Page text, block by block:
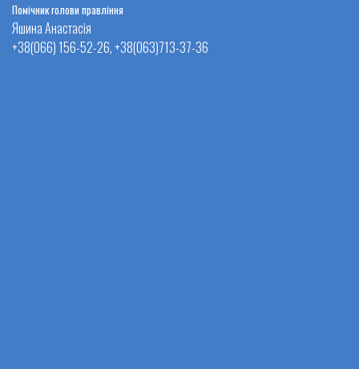
Помічник голови правління
Яшина Анастасія
+38(066) 156-52-26, +38(063)713-37-36